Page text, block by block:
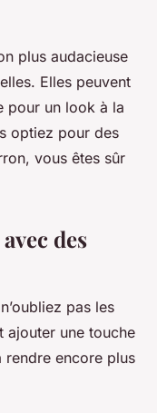
plus audacieuse
Elles peuvent
pour un look à la
optiez pour des
vous êtes sûr
des
pas les
ajouter une touche
rendre encore plus